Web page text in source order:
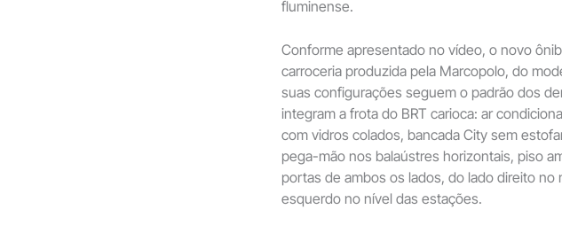
fluminense.
Conforme apresentado no vídeo, o novo
carroceria produzida pela Marcopolo, do
suas configurações seguem o padrão dos
integram a frota do BRT carioca: ar
com vidros colados, bancada City sem
pega-mão nos balaústres horizontais, piso
portas de ambos os lados, do lado direito no
esquerdo no nível das estações.